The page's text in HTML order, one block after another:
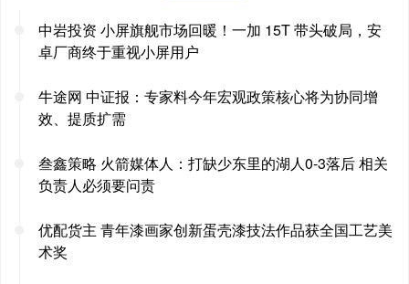
中岩投资 小屏旗舰市场回暖！一加 15T 带头破局，安
卓厂商终于重视小屏用户
牛途网 中证报：专家料今年宏观政策核心将为协同增
效、提质扩需
叁鑫策略 火箭媒体人：打缺少东里的湖人0-3落后 相关
负责人必须要问责
优配货主 青年漆画家创新蛋壳漆技法作品获全国工艺美
术奖